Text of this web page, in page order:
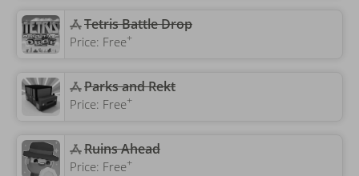
Tetris Battle Drop
Price: Free+
Parks and Rekt
Price: Free+
‎Ruins Ahead
Price: Free+